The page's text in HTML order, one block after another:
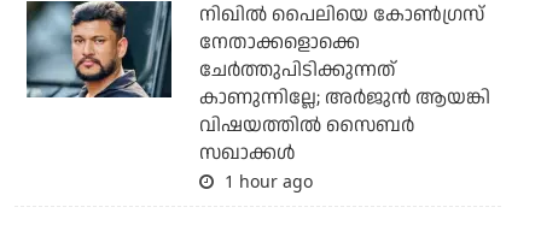
നിഖില്‍ പൈലിയെ കോണ്‍ഗ്രസ്
നേതാക്കളൊക്കെ
ചേര്‍ത്തുപിടിക്കുന്നത്
കാണുന്നില്ലേ; അര്‍ജുന്‍ ആയങ്കി
വിഷയത്തില്‍ സൈബര്‍
സഖാക്കള്‍
1 hour ago